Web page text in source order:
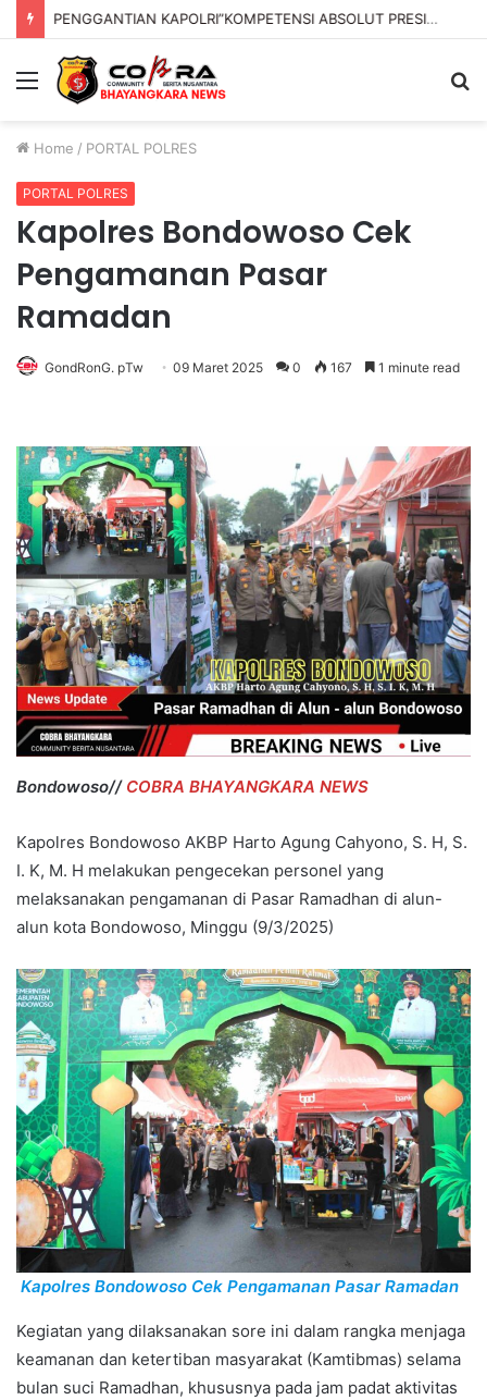
PENGGANTIAN KAPOLRI”KOMPETENSI ABSOLUT PRESIDEN”
Menu
Home / PORTAL POLRES
PORTAL POLRES
Kapolres Bondowoso Cek
Pengamanan Pasar
Ramadan
GondRonG. pTw 09 Maret 2025 0 167 1 minute read
Bondowoso// COBRA BHAYANGKARA NEWS
Kapolres Bondowoso AKBP Harto Agung Cahyono, S. H, S.
I. K, M. H melakukan pengecekan personel yang
melaksanakan pengamanan di Pasar Ramadhan di alun-
alun kota Bondowoso, Minggu (9/3/2025)
Kapolres Bondowoso Cek Pengamanan Pasar Ramadan
Kegiatan yang dilaksanakan sore ini dalam rangka menjaga
keamanan dan ketertiban masyarakat (Kamtibmas) selama
bulan suci Ramadhan, khususnya pada jam padat aktivitas